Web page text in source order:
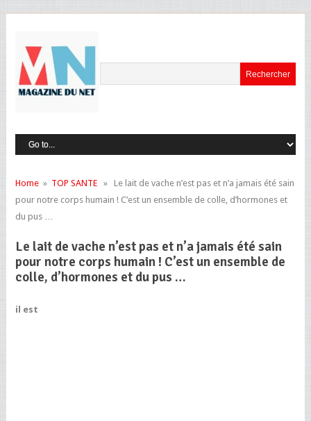
Home» TOP SANTE» Le lait de vache n’est pas et n’a jamais été sain
pour notre corps humain ! C’est un ensemble de colle, d’hormones et
du pus …
Le lait de vache n’est pas et n’a jamais été sain
pour notre corps humain ! C’est un ensemble de
colle, d’hormones et du pus …
il est